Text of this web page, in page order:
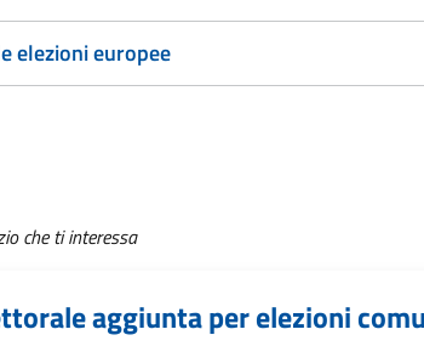
elezioni europee
che ti interessa
aggiunta per elezioni